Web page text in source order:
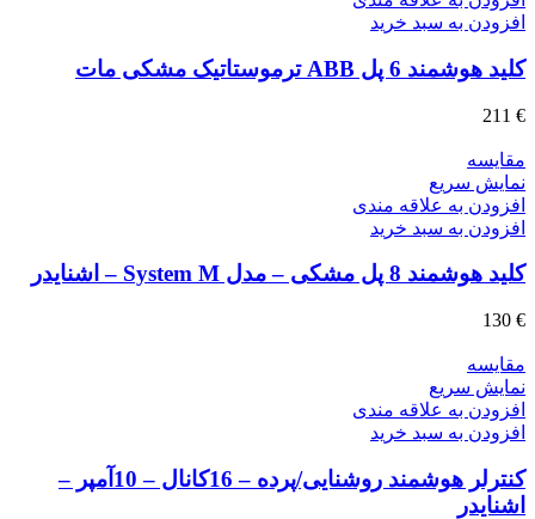
افزودن به سبد خرید
کلید هوشمند 6 پل ABB ترموستاتیک مشکی مات
211 €
مقايسه
نمایش سریع
افزودن به علاقه مندی
افزودن به سبد خرید
کلید هوشمند 8 پل مشکی – مدل System M – اشنایدر
130 €
مقايسه
نمایش سریع
افزودن به علاقه مندی
افزودن به سبد خرید
کنترلر هوشمند روشنایی/پرده – 16کانال – 10آمپر –
اشنایدر